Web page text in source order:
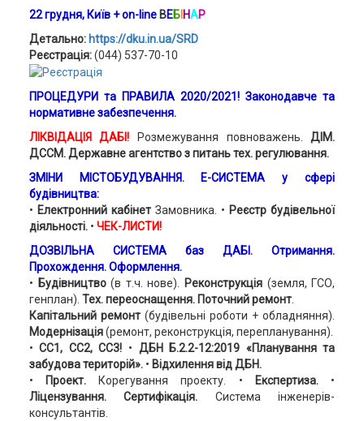
22 грудня, Київ + on-line ВЕБІ НАР
Детально: https://dku.in.ua/SRD
Реєстрація:(044) 537-70-10
ПРОЦЕДУРИ та ПРАВИЛА 2020/2021! Законодавче та
нормативне забезпечення.
ЛІКВІДАЦІЯ ДАБІ!
Розмежування повноважень.ДІМ.
ДССМ.Державне агентство з питань тех. регулювання.
ЗМІНИ МІСТОБУДУВАННЯ. Е-СИСТЕМА у сфері
будівництва:
• Електронний кабінет Замовника. • Реєстр будівельної
діяльності. • ЧЕК-ЛИСТИ!
ДОЗВІЛЬНА СИСТЕМА баз ДАБІ. Отримання.
Прохождення. Оформлення.
•
Будівництво(в т.ч. нове). Реконструкція (земля, ГСО,
генплан). Тех. переоснащення. Поточний ремонт.
Капітальний ремонт (будівельні роботи + обладняння).
Модернізація(ремонт, реконструкція, перепланування).
•СС1, СС2, СС3! • ДБН Б.2.2-12:2019 «Планування та
забудова територій».• Відхилення від ДБН.
•
Проект. Корегування проекту. • Експертиза. •
Ліцензування. Сертифікація. Система інженерів-
консультантів.